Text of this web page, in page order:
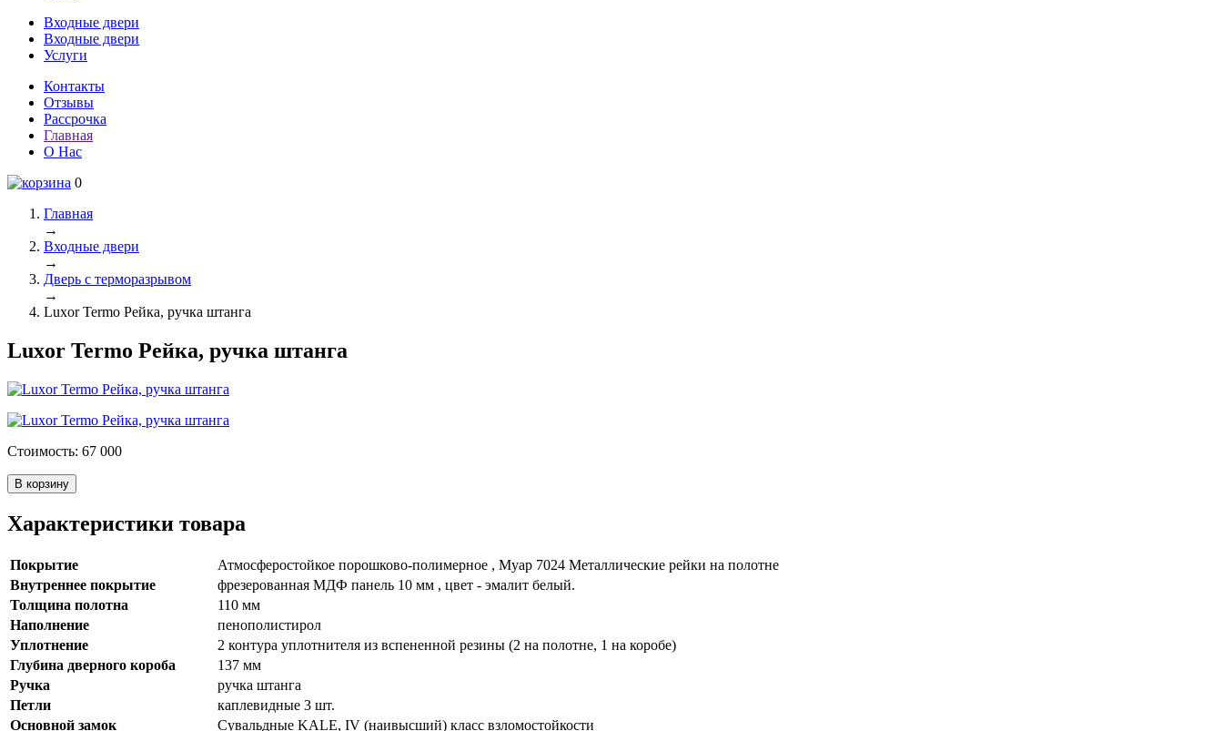
Входные двери
Входные двери
Услуги
Контакты
Отзывы
Рассрочка
Главная
О Нас
0
Главная
→
Входные двери
→
Дверь с терморазрывом
→
Luxor Termo Рейка, ручка штанга
Luxor Termo Рейка, ручка штанга
Стоимость: 67 000
В корзину
Характеристики товара
Покрытие
Атмосферостойкое порошково-полимерное , Муар 7024 Металлические рейки на полотне
Внутреннее покрытие
фрезерованная МДФ панель 10 мм , цвет - эмалит белый.
Толщина полотна
110 мм
Наполнение
пенополистирол
Уплотнение
2 контура уплотнителя из вспененной резины (2 на полотне, 1 на коробе)
Глубина дверного короба
137 мм
Ручка
ручка штанга
Петли
каплевидные 3 шт.
Основной замок
Сувальдные KALE, IV (наивысший) класс взломостойкости